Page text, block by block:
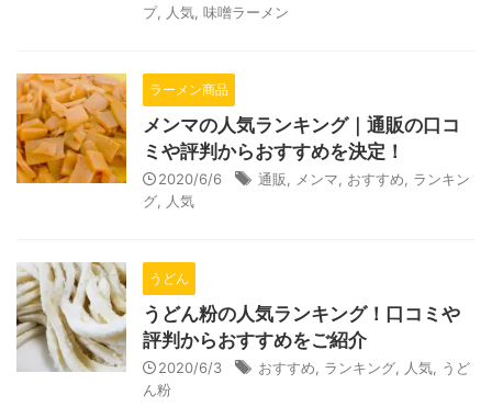
プ, 人気 味噌ラーメン
ラーメン商品
メンマの人気ランキング｜通販の口コ
ミや評判からおすすめを決定！
2020/6/6 通販 メンマ おすすめ
ランキン
グ
人気
うどん
うどん粉の人気ランキング！口コミや
評判からおすすめをご紹介
2020/6/3 おすすめ ランキング 人気
うど
ん粉